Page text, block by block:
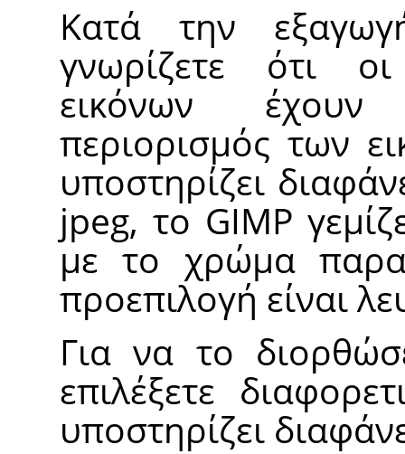
Κατά την
γνωρίζετε ότι
εικόνων έχουν
περιορισμός των
υποστηρίζει
jpeg, το GIMP
με το χρώμα
προεπιλογή είναι
Για να το
επιλέξετε
υποστηρίζει